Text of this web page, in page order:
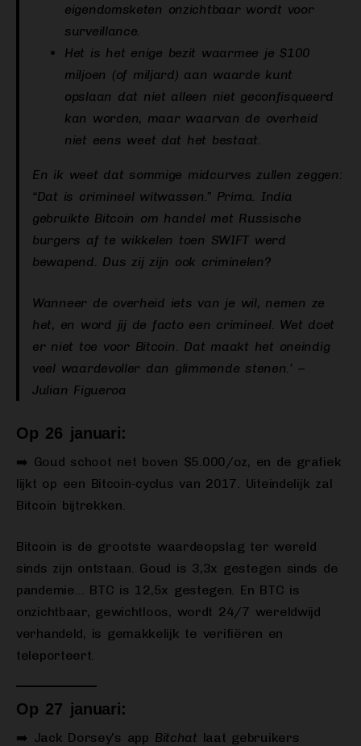
eigendomsketen onzichtbaar wordt voor
surveillance.
Het is het enige bezit waarmee je $100
miljoen (of miljard) aan waarde kunt
opslaan dat niet alleen niet geconfisqueerd
kan worden, maar waarvan de overheid
niet eens weet dat het bestaat.
En ik weet dat sommige midcurves zullen zeggen:
“Dat is crimineel witwassen.” Prima. India
gebruikte Bitcoin om handel met Russische
burgers af te wikkelen toen SWIFT werd
bewapend. Dus zij zijn ook criminelen?
Wanneer de overheid iets van je wil, nemen ze
het, en word jij de facto een crimineel. Wet doet
er niet toe voor Bitcoin. Dat maakt het oneindig
veel waardevoller dan glimmende stenen.’ –
Julian Figueroa
Op 26 januari:
➡️ Goud schoot net boven $5.000/oz, en de grafiek
lijkt op een Bitcoin-cyclus van 2017. Uiteindelijk zal
Bitcoin bijtrekken.
Bitcoin is de grootste waardeopslag ter wereld
sinds zijn ontstaan. Goud is 3,3x gestegen sinds de
pandemie… BTC is 12,5x gestegen. En BTC is
onzichtbaar, gewichtloos, wordt 24/7 wereldwijd
verhandeld, is gemakkelijk te verifiëren en
teleporteert.
Op 27 januari:
➡️ Jack Dorsey’s app Bitchat laat gebruikers